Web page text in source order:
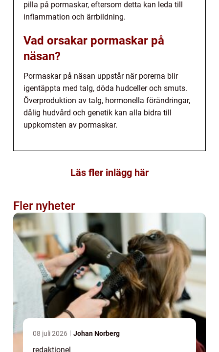
pilla på pormaskar, eftersom detta kan leda till
inflammation och ärrbildning.
Vad orsakar pormaskar på
näsan?
Pormaskar på näsan uppstår när porerna blir
igentäppta med talg, döda hudceller och smuts.
Överproduktion av talg, hormonella förändringar,
dålig hudvård och genetik kan alla bidra till
uppkomsten av pormaskar.
Läs fler inlägg här
Fler nyheter
08 juli 2026 Johan Norberg
redaktionel